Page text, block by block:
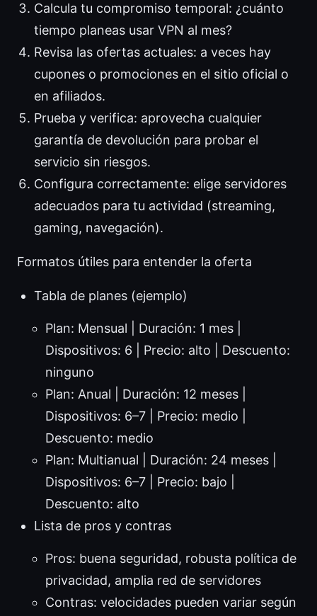
Calcula tu compromiso temporal: ¿cuánto
tiempo planeas usar VPN al mes?
Revisa las ofertas actuales: a veces hay
cupones o promociones en el sitio oficial o
en afiliados.
Prueba y verifica: aprovecha cualquier
garantía de devolución para probar el
servicio sin riesgos.
Configura correctamente: elige servidores
adecuados para tu actividad (streaming,
gaming, navegación).
Formatos útiles para entender la oferta
Tabla de planes (ejemplo)
Plan: Mensual | Duración: 1 mes |
Dispositivos: 6 | Precio: alto | Descuento:
ninguno
Plan: Anual | Duración: 12 meses |
Dispositivos: 6–7 | Precio: medio |
Descuento: medio
Plan: Multianual | Duración: 24 meses |
Dispositivos: 6–7 | Precio: bajo |
Descuento: alto
Lista de pros y contras
Pros: buena seguridad, robusta política de
privacidad, amplia red de servidores
Contras: velocidades pueden variar según